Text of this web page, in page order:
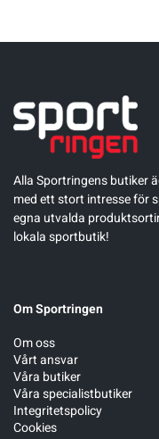
Alla Sportringens butiker
med ett stort intresse för
egna utvalda
lokala sportbutik!
Om Sportringen
Om oss
Vårt ansvar
Våra butiker
Våra specialistbutiker
Integritetspolicy
Cookies